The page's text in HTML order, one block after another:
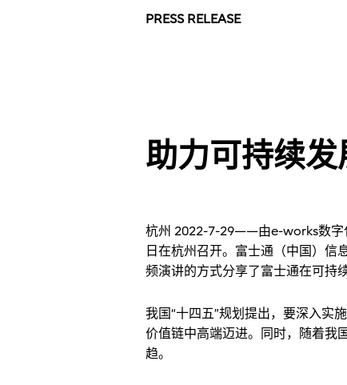
PRESS RELEASE
助力可持续
杭州 2022-7-29——由e-works数字
日在杭州召开。富士通（中国）信
频演讲的方式分享了富士通在可持
我国“十四五”规划提出，要深入实
价值链中高端迈进。同时，随着我
趋。